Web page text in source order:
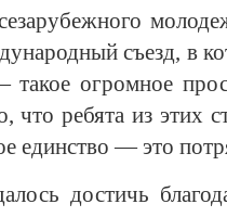
съезд, в
огромное
что ребята из этих
единство — это
достичь